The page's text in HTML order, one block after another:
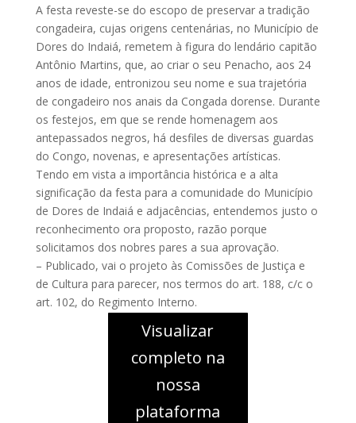
A festa reveste-se do escopo de preservar a tradição
congadeira, cujas origens centenárias, no Município de
Dores do Indaiá, remetem à figura do lendário capitão
Antônio Martins, que, ao criar o seu Penacho, aos 24
anos de idade, entronizou seu nome e sua trajetória
de congadeiro nos anais da Congada dorense. Durante
os festejos, em que se rende homenagem aos
antepassados negros, há desfiles de diversas guardas
do Congo, novenas, e apresentações artísticas.
Tendo em vista a importância histórica e a alta
significação da festa para a comunidade do Município
de Dores de Indaiá e adjacências, entendemos justo o
reconhecimento ora proposto, razão porque
solicitamos dos nobres pares a sua aprovação.
– Publicado, vai o projeto às Comissões de Justiça e
de Cultura para parecer, nos termos do art. 188, c/c o
art. 102, do Regimento Interno.
Visualizar
completo na
nossa
plataforma